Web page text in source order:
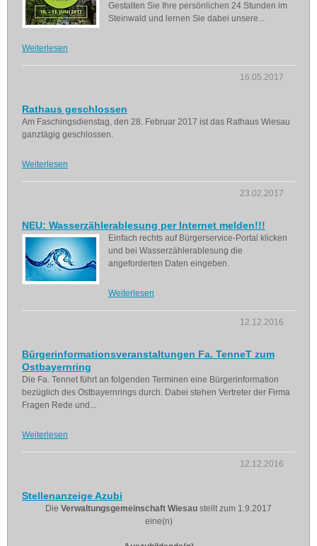
Gestalten Sie Ihre persönlichen 24 Stunden im
Steinwald und lernen Sie dabei unsere...
Weiterlesen
16.05.2017
Rathaus geschlossen
Am Faschingsdienstag, den 28. Februar 2017 ist das Rathaus Wiesau
ganztägig geschlossen.
Weiterlesen
23.02.2017
NEU: Wasserzählerablesung per Internet melden!!!
Einfach rechts auf Bürgerservice-Portal klicken
und bei Wasserzählerablesung die
angeforderten Daten eingeben.
Weiterlesen
12.12.2016
Bürgerinformationsveranstaltungen Fa. TenneT zum
Ostbayernring
Die Fa. Tennet führt an folgenden Terminen eine Bürgerinformation
bezüglich des Ostbayernrings durch. Dabei stehen Vertreter der Firma
Fragen Rede und...
Weiterlesen
12.12.2016
Stellenanzeige Azubi
Die Verwaltungsgemeinschaft Wiesau stellt zum 1.9.2017
eine(n)